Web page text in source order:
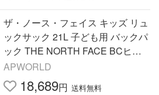
ザ・ノース・フェイス キッズ リュ
ックサック 21L 子ども用 バックパ
ック THE NORTH FACE BCヒュ
ーズボックス2 デイパック カジュ
アルバッグ 鞄 /NMJ82350
APWORLD
18,689円 送料無料